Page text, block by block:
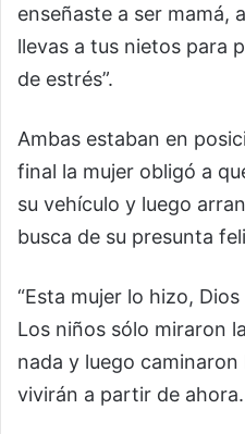
enseñaste a ser mamá,
llevas a tus nietos para
de estrés”.
Ambas estaban en
final la mujer obligó a
su vehículo y luego
busca de su presunta
“Esta mujer lo hizo,
Los niños sólo miraron
nada y luego
vivirán a partir de ahora.